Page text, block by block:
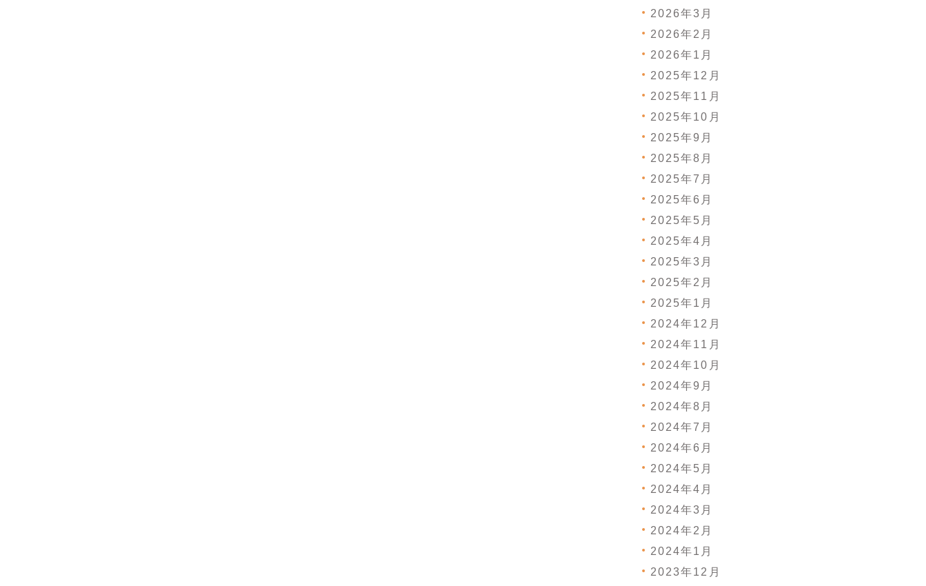
2026年3月
2026年2月
2026年1月
2025年12月
2025年11月
2025年10月
2025年9月
2025年8月
2025年7月
2025年6月
2025年5月
2025年4月
2025年3月
2025年2月
2025年1月
2024年12月
2024年11月
2024年10月
2024年9月
2024年8月
2024年7月
2024年6月
2024年5月
2024年4月
2024年3月
2024年2月
2024年1月
2023年12月